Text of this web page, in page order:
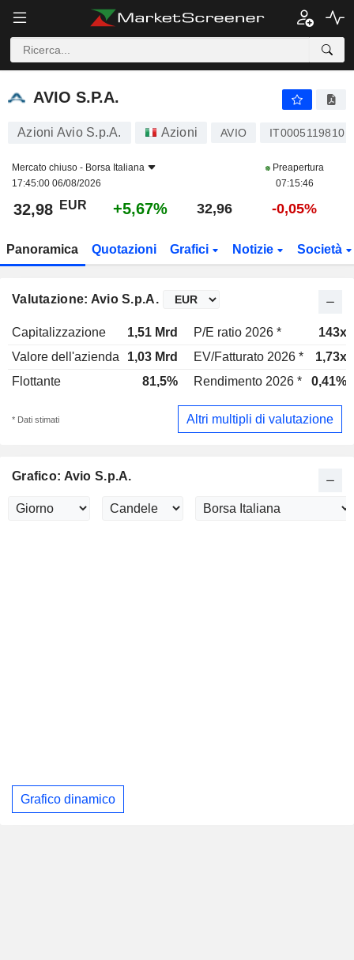
AVIO S.P.A.
AVIO S.P.A.
Azioni Avio S.p.A. Azioni AVIO IT0005119810
Mercato chiuso - Borsa Italiana
17:45:00 06/08/2026
Preapertura
07:15:46
32,98 EUR +5,67% 32,96 -0,05%
Panoramica Quotazioni Grafici Notizie Società
Valutazione: Avio S.p.A.
Capitalizzazione 1,51 Mrd P/E ratio 2026 *
143x
Valore dell'azienda
1,03 Mrd EV/Fatturato 2026 *
1,73x
Flottante
81,5% Rendimento 2026 * 0,41%
* Dati stimati Altri multipli di valutazione
Grafico: Avio S.p.A.
Grafico dinamico